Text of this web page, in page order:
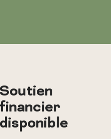
Soutien
financier
disponible